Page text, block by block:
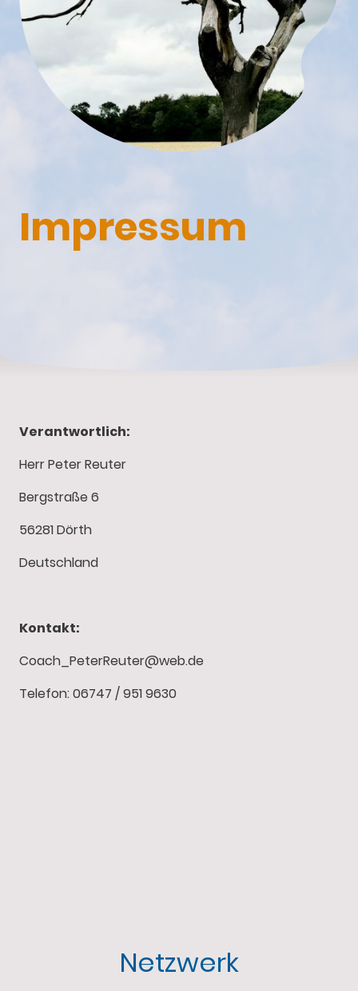
Impressum
Verantwortlich:
Herr Peter Reuter
Bergstraße 6
56281 Dörth
Deutschland
Kontakt:
Coach_PeterReuter@web.de
Telefon: 06747 / 951 9630
Netzwerk